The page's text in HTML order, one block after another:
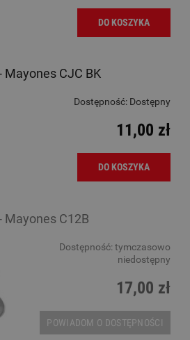
DO KOSZYKA
Mayones CJC BK
Dostępność: Dostępny
11,00 zł
DO KOSZYKA
Mayones C12B
Dostępność: tymczasowo
niedostępny
17,00 zł
POWIADOM O DOSTĘPNOŚCI